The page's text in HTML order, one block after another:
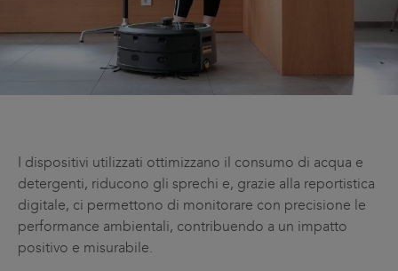
I dispositivi utilizzati ottimizzano il consumo di acqua e
detergenti, riducono gli sprechi e, grazie alla reportistica
digitale, ci permettono di monitorare con precisione le
performance ambientali, contribuendo a un impatto
positivo e misurabile.